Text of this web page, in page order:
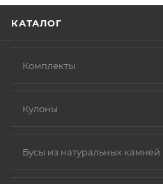
КАТАЛОГ
Комплекты
Кулоны
Бусы из натуральных камней